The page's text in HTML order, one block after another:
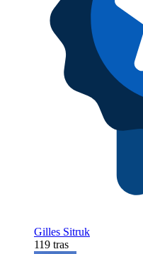
Gilles Sitruk
119 tras